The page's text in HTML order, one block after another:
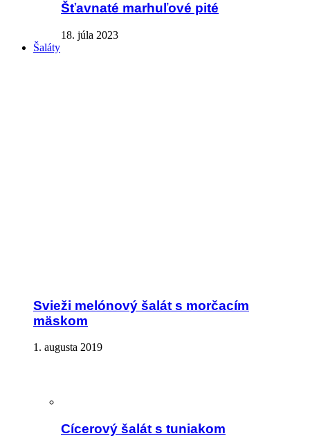
Šťavnaté marhuľové pité
18. júla 2023
Šaláty
Svieži melónový šalát s morčacím
mäskom
1. augusta 2019
Cícerový šalát s tuniakom